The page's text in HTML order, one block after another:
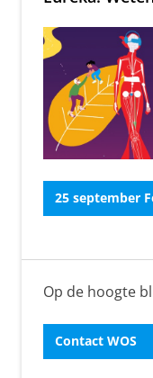
25 september
Op de hoogte
Contact WOS